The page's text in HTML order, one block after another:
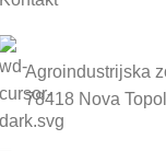
Agroindustrijska
78418 Nova